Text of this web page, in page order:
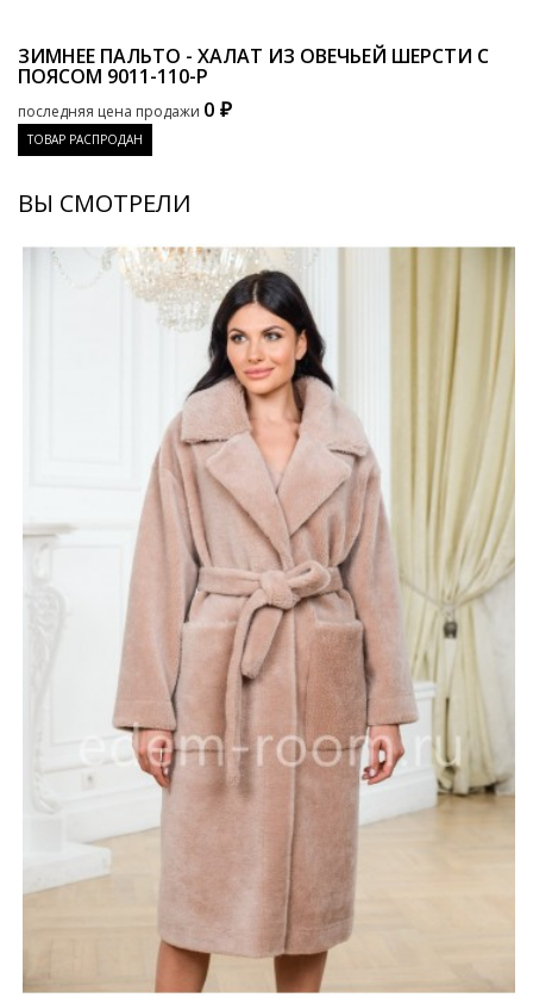
ЗИМНЕЕ ПАЛЬТО - ХАЛАТ ИЗ ОВЕЧЬЕЙ ШЕРСТИ С
ПОЯСОМ 9011-110-P
последняя цена продажи 0 ₽
ТОВАР РАСПРОДАН
ВЫ СМОТРЕЛИ